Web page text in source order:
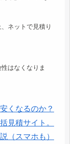
ネットで見積り
はなくなりま
くなるのか？
見積サイト。
（スマホも）